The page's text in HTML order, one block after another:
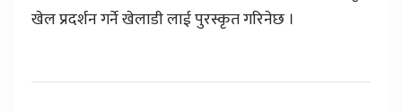
खेल प्रदर्शन गर्ने खेलाडी लाई पुरस्कृत गरिनेछ ।